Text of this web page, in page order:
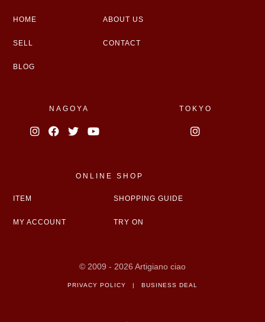
HOME ABOUT US
SELL CONTACT
BLOG
NAGOYA TOKYO
ONLINE SHOP
ITEM SHOPPING GUIDE
MY ACCOUNT TRY ON
© 2009 - 2026 Artigiano ciao
PRIVACY POLICY BUSINESS DEAL